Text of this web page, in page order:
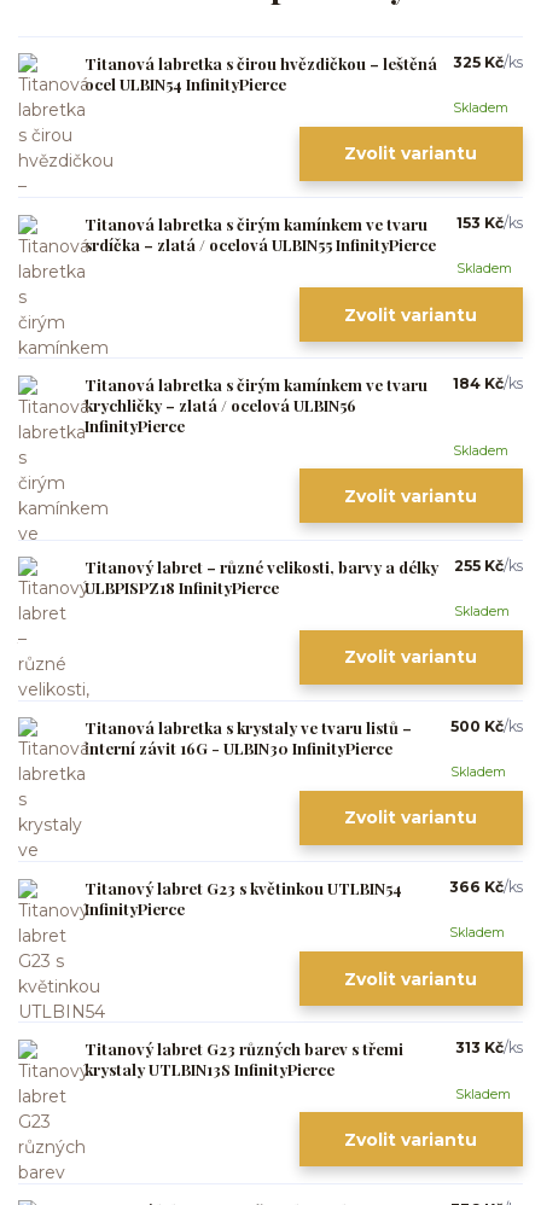
Titanová labretka s čirou hvězdičkou – leštěná
ocel ULBIN54 InfinityPierce
325 Kč/ks
Skladem
Zvolit variantu
Titanová labretka s čirým kamínkem ve tvaru
srdíčka – zlatá / ocelová ULBIN55 InfinityPierce
153 Kč/ks
Skladem
Zvolit variantu
Titanová labretka s čirým kamínkem ve tvaru
krychličky – zlatá / ocelová ULBIN56
InfinityPierce
184 Kč/ks
Skladem
Zvolit variantu
Titanový labret – různé velikosti, barvy a délky
ULBPISPZ18 InfinityPierce
255 Kč/ks
Skladem
Zvolit variantu
Titanová labretka s krystaly ve tvaru listů –
interní závit 16G - ULBIN30 InfinityPierce
500 Kč/ks
Skladem
Zvolit variantu
Titanový labret G23 s květinkou UTLBIN54
InfinityPierce
366 Kč/ks
Skladem
Zvolit variantu
Titanový labret G23 různých barev s třemi
krystaly UTLBIN13S InfinityPierce
313 Kč/ks
Skladem
Zvolit variantu